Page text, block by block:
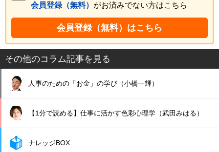
会員登録（無料） がお済みでない方はこちら
会員登録（無料）はこちら
その他のコラム記事を見る
人事のための「お金」の学び（小橋一輝）
【1分で読める】仕事に活かす色彩心理学（武田みはる）
ナレッジBOX